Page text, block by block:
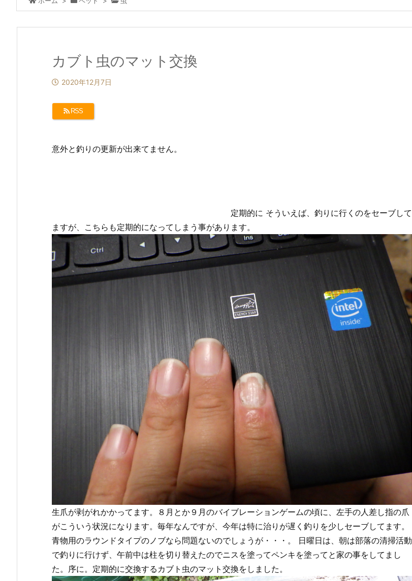
カブト虫のマット交換
2020年12月7日
RSS
意外と釣りの更新が出来てません。
定期的に そういえば、釣りに行くのをセーブして
ますが、こちらも定期的になってしまう事があります。
生爪が剥がれかかってます。８月とか９月のバイブレーションゲームの頃に、左手の人差し指の爪
がこういう状況になります。毎年なんですが、今年は特に治りが遅く釣りを少しセーブしてます。
青物用のラウンドタイプのノブなら問題ないのでしょうが・・・。 日曜日は、朝は部落の清掃活動
で釣りに行けず、午前中は柱を切り替えたのでニスを塗ってペンキを塗ってと家の事をしてまし
た。序に。定期的に交換するカブト虫のマット交換をしました。